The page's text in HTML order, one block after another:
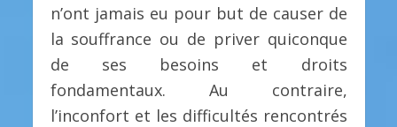
n’ont jamais eu pour but de causer de
la souffrance ou de priver quiconque
de ses besoins et droits
fondamentaux. Au contraire,
l’inconfort et les difficultés rencontrés